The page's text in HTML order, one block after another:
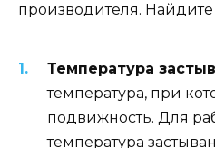
производителя. Найдите
Температура
температура, при
подвижность. Для
температура